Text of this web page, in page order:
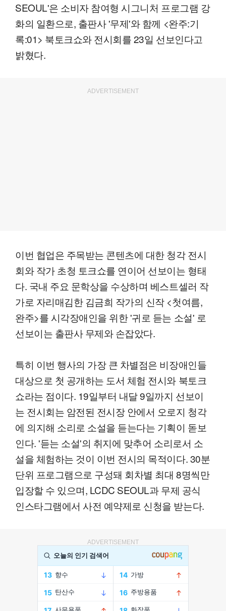
SEOUL'은 소비자 참여형 시그니처 프로그램 강
화의 일환으로, 출판사 '무제'와 함께 <완주:기
록:01> 북토크쇼와 전시회를 23일 선보인다고
밝혔다.
ADVERTISEMENT
이번 협업은 주목받는 콘텐츠에 대한 청각 전시
회와 작가 초청 토크쇼를 연이어 선보이는 형태
다. 국내 주요 문학상을 수상하며 베스트셀러 작
가로 자리매김한 김금희 작가의 신작 <첫여름,
완주>를 시각장애인을 위한 '귀로 듣는 소설' 로
선보이는 출판사 무제와 손잡았다.
특히 이번 행사의 가장 큰 차별점은 비장애인들
대상으로 첫 공개하는 도서 체험 전시와 북토크
쇼라는 점이다. 19일부터 내달 9일까지 선보이
는 전시회는 암전된 전시장 안에서 오로지 청각
에 의지해 소리로 소설을 듣는다는 기획이 돋보
인다. '듣는 소설'의 취지에 맞추어 소리로서 소
설을 체험하는 것이 이번 전시의 목적이다. 30분
단위 프로그램으로 구성돼 회차별 최대 8명씩만
입장할 수 있으며, LCDC SEOUL과 무제 공식
인스타그램에서 사전 예약제로 신청을 받는다.
ADVERTISEMENT